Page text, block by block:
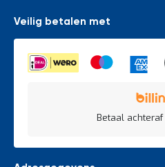
Veilig betalen met
Betaal